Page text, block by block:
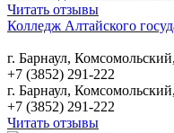
Читать отзывы
Колледж Алтайского
г. Барнаул,
+7 (3852) 291-222
г. Барнаул,
+7 (3852) 291-222
Читать отзывы